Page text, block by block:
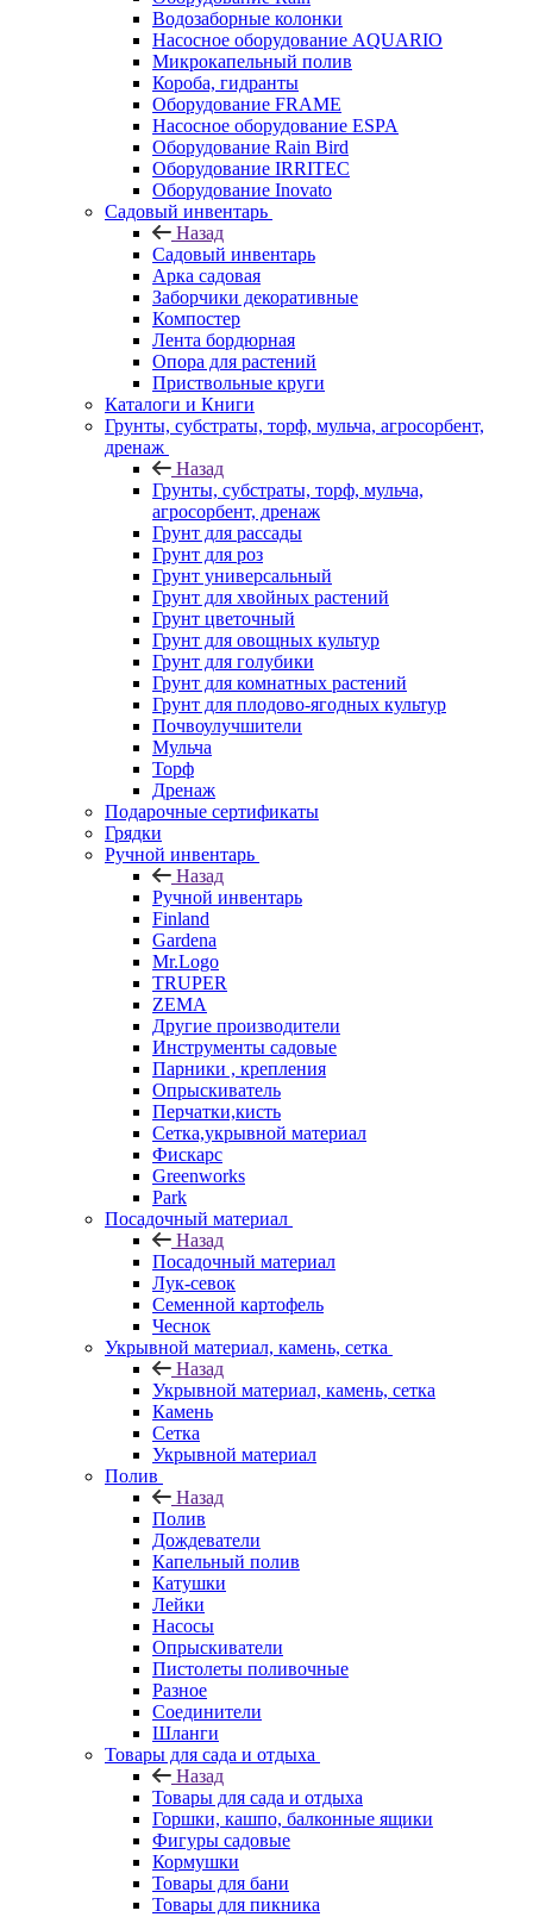
Водозаборные колонки
Насосное оборудование AQUARIO
Микрокапельный полив
Короба, гидранты
Оборудование FRAME
Насосное оборудование ESPA
Оборудование Rain Bird
Оборудование IRRITEC
Оборудование Inovato
Садовый инвентарь
Назад
Садовый инвентарь
Арка садовая
Заборчики декоративные
Компостер
Лента бордюрная
Опора для растений
Приствольные круги
Каталоги и Книги
Грунты, субстраты, торф, мульча, агросорбент,
дренаж
Назад
Грунты, субстраты, торф, мульча,
агросорбент, дренаж
Грунт для рассады
Грунт для роз
Грунт универсальный
Грунт для хвойных растений
Грунт цветочный
Грунт для овощных культур
Грунт для голубики
Грунт для комнатных растений
Грунт для плодово-ягодных культур
Почвоулучшители
Мульча
Торф
Дренаж
Подарочные сертификаты
Грядки
Ручной инвентарь
Назад
Ручной инвентарь
Finland
Gardena
Mr.Logo
TRUPER
ZEMA
Другие производители
Инструменты садовые
Парники , крепления
Опрыскиватель
Перчатки,кисть
Сетка,укрывной материал
Фискарс
Greenworks
Park
Посадочный материал
Назад
Посадочный материал
Лук-севок
Семенной картофель
Чеснок
Укрывной материал, камень, сетка
Назад
Укрывной материал, камень, сетка
Камень
Сетка
Укрывной материал
Полив
Назад
Полив
Дождеватели
Капельный полив
Катушки
Лейки
Насосы
Опрыскиватели
Пистолеты поливочные
Разное
Соединители
Шланги
Товары для сада и отдыха
Назад
Товары для сада и отдыха
Горшки, кашпо, балконные ящики
Фигуры садовые
Кормушки
Товары для бани
Товары для пикника